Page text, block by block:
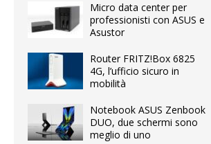
Micro data center per
professionisti con ASUS e
Asustor
Router FRITZ!Box 6825
4G, l’ufficio sicuro in
mobilità
Notebook ASUS Zenbook
DUO, due schermi sono
meglio di uno